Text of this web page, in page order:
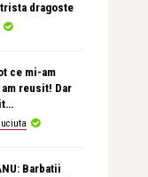
dragoste
ce mi-am
reusit! Dar
Barbatii